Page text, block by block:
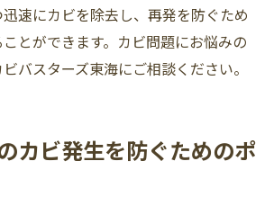
速にカビを除去し、再発を防ぐため
とができます。カビ問題にお悩みの
バスターズ東海にご相談ください。
カビ発生を防ぐためのポ